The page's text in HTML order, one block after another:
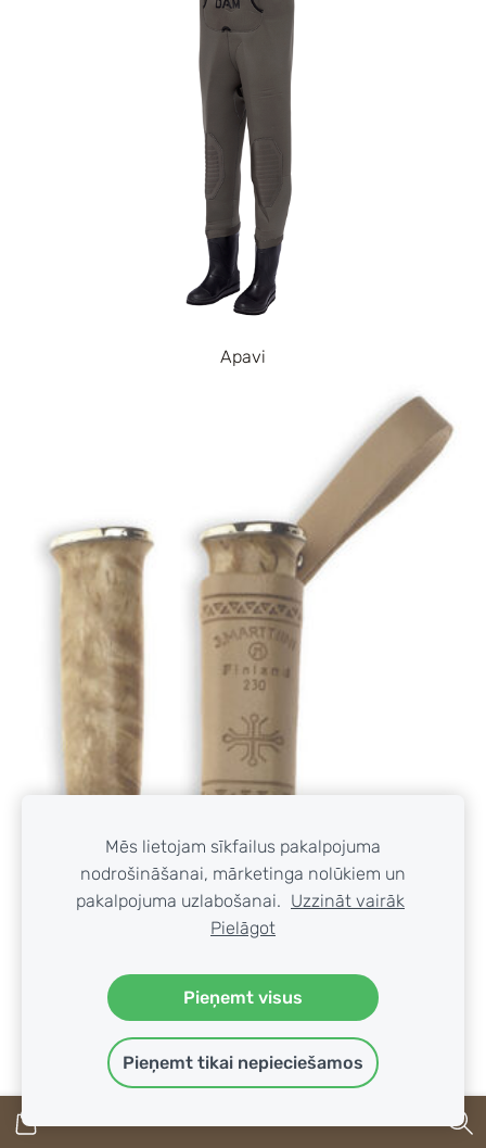
Apavi
Mēs lietojam sīkfailus pakalpojuma
nodrošināšanai, mārketinga nolūkiem un
pakalpojuma uzlabošanai. Uzzināt vairāk
Pielāgot
Pieņemt visus
Pieņemt tikai nepieciešamos